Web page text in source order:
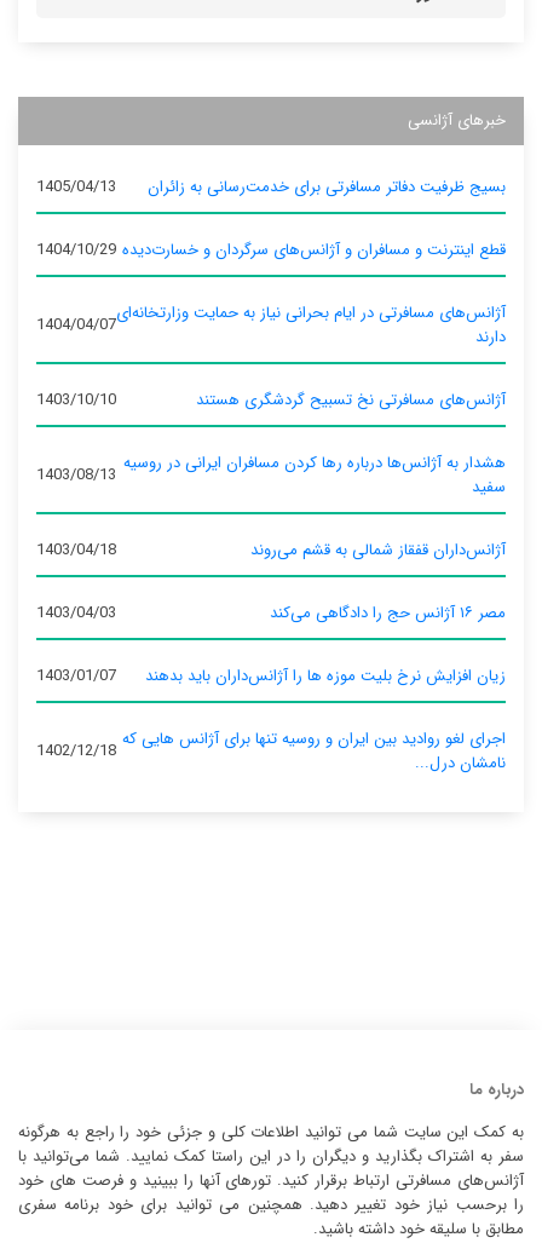
خبرهای آژانسی
بسیج ظرفیت دفاتر مسافرتی برای خدمت‌رسانی به زائران 1405/04/13
قطع اینترنت و مسافران و آژانس‌های سرگردان و خسارت‌دیده 1404/10/29
آژانس‌های مسافرتی در ایام بحرانی نیاز به حمایت وزارتخانه‌ای
دارند
1404/04/07
آژانس‌های مسافرتی نخ تسبیح گردشگری هستند 1403/10/10
هشدار به آژانس‌ها درباره رها کردن مسافران ایرانی در روسیه
سفید
1403/08/13
آژانس‌داران قفقاز شمالی به قشم می‌روند 1403/04/18
مصر ۱۶ آژانس حج را دادگاهی می‌کند 1403/04/03
زیان افزایش نرخ بلیت موزه ها را آژانس‌داران باید بدهند 1403/01/07
اجرای لغو روادید بین ایران و روسیه تنها برای آژانس‌ هایی که
نامشان درل...
1402/12/18
درباره ما
به کمک این سایت شما می توانید اطلاعات کلی و جزئی خود را راجع به هرگونه
سفر به اشتراک بگذارید و دیگران را در این راستا کمک نمایید. شما می‌توانید با
آژانس‌های مسافرتی ارتباط برقرار کنید. تورهای آنها را ببینید و فرصت های خود
را برحسب نیاز خود تغییر دهید. همچنین می توانید برای خود برنامه سفری
مطابق با سلیقه خود داشته باشید.